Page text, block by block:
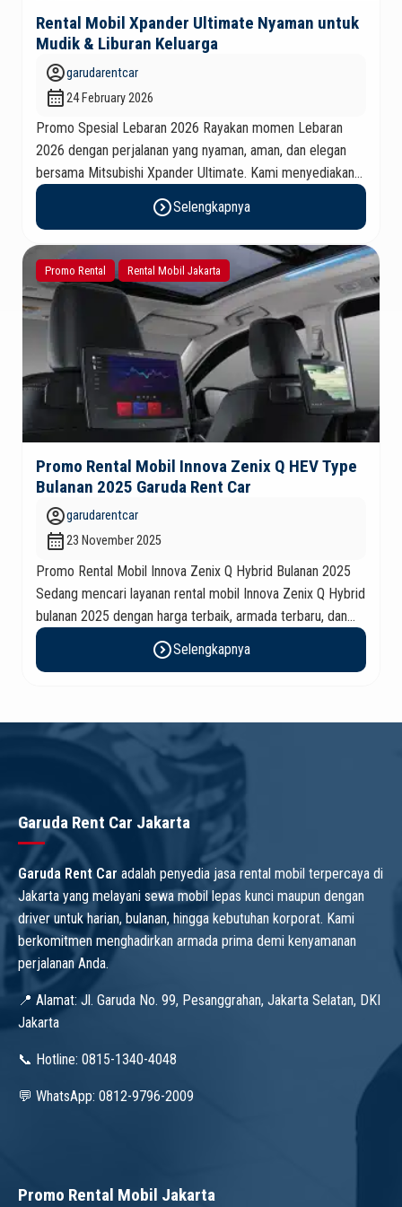
Rental Mobil Xpander Ultimate Nyaman untuk
Mudik & Liburan Keluarga
account_circlegarudarentcar
calendar_month24 February 2026
Promo Spesial Lebaran 2026 Rayakan momen Lebaran
2026 dengan perjalanan yang nyaman, aman, dan elegan
bersama Mitsubishi Xpander Ultimate. Kami menyediakan
paket promo khusus Lebaran dengan harga terbaik, armada
bersih, dan siap antar jemput sesuai kebutuhan perjalanan
suspensi nyaman, serta fitur keselamatan lengkap yang
membuat perjalanan […]
expand_circle_rightSelengkapnya
Promo Rental Rental Mobil Jakarta
Promo Rental Mobil Innova Zenix Q HEV Type
Bulanan 2025 Garuda Rent Car
account_circlegarudarentcar
calendar_month23 November 2025
Promo Rental Mobil Innova Zenix Q Hybrid Bulanan 2025
Sedang mencari layanan rental mobil Innova Zenix Q Hybrid
bulanan 2025 dengan harga terbaik, armada terbaru, dan
layanan profesional? Garuda Rent Car hadir dengan promo
spesial yang dirancang untuk kebutuhan perusahaan,
di Jakarta, […]
expand_circle_rightSelengkapnya
Garuda Rent Car Jakarta
Garuda Rent Car adalah penyedia jasa rental mobil terpercaya di
Jakarta yang melayani sewa mobil lepas kunci maupun dengan
driver untuk harian, bulanan, hingga kebutuhan korporat. Kami
berkomitmen menghadirkan armada prima demi kenyamanan
perjalanan Anda.
📍 Alamat: Jl. Garuda No. 99, Pesanggrahan, Jakarta Selatan, DKI
Jakarta
📞 Hotline: 0815-1340-4048
💬 WhatsApp: 0812-9796-2009
Promo Rental Mobil Jakarta